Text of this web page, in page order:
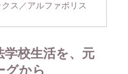
ス／アルファポリス
校生活を、元
グから